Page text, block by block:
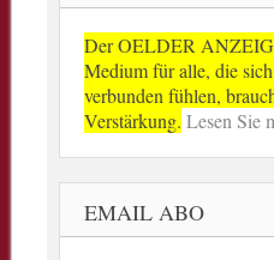
Der OELDER
Medium für alle, die
verbunden fühlen,
Verstärkung. Lesen Sie
EMAIL ABO